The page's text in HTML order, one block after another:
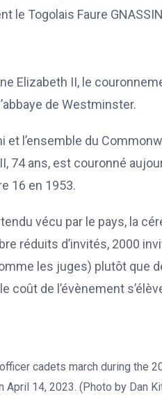
le Togolais Faure
Elizabeth II, le
de Westminster.
et l’ensemble du
74 ans, est couronné
16 en 1953.
vécu par le pays, la
réduits d’invités, 2000
les juges) plutôt que
de l’évènement
cadets march during the
April 14, 2023. (Photo by Dan